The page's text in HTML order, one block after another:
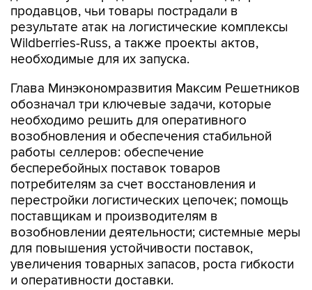
продавцов, чьи товары пострадали в
результате атак на логистические комплексы
Wildberries-Russ, а также проекты актов,
необходимые для их запуска.
Глава Минэкономразвития Максим Решетников
обозначал три ключевые задачи, которые
необходимо решить для оперативного
возобновления и обеспечения стабильной
работы селлеров: обеспечение
бесперебойных поставок товаров
потребителям за счет восстановления и
перестройки логистических цепочек; помощь
поставщикам и производителям в
возобновлении деятельности; системные меры
для повышения устойчивости поставок,
увеличения товарных запасов, роста гибкости
и оперативности доставки.